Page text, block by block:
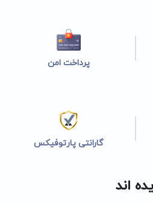
پرداخت امن
گارانتی پارتوفیکس
اند